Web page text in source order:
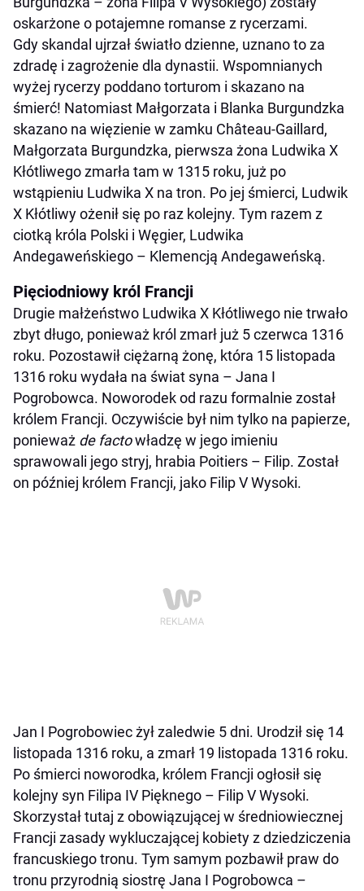
oskarżone o potajemne romanse z rycerzami.
Gdy skandal ujrzał światło dzienne, uznano to za
zdradę i zagrożenie dla dynastii. Wspomnianych
wyżej rycerzy poddano torturom i skazano na
śmierć! Natomiast Małgorzata i Blanka Burgundzka
skazano na więzienie w zamku Château-Gaillard,
Małgorzata Burgundzka, pierwsza żona Ludwika X
Kłótliwego zmarła tam w 1315 roku, już po
wstąpieniu Ludwika X na tron. Po jej śmierci, Ludwik
X Kłótliwy ożenił się po raz kolejny. Tym razem z
ciotką króla Polski i Węgier, Ludwika
Andegaweńskiego – Klemencją Andegaweńską.
Pięciodniowy król Francji
Drugie małżeństwo Ludwika X Kłótliwego nie trwało
zbyt długo, ponieważ król zmarł już 5 czerwca 1316
roku. Pozostawił ciężarną żonę, która 15 listopada
1316 roku wydała na świat syna – Jana I
Pogrobowca. Noworodek od razu formalnie został
królem Francji. Oczywiście był nim tylko na papierze,
ponieważ de factowładzę w jego imieniu
sprawowali jego stryj, hrabia Poitiers – Filip. Został
on później królem Francji, jako Filip V Wysoki.
Jan I Pogrobowiec żył zaledwie 5 dni. Urodził się 14
listopada 1316 roku, a zmarł 19 listopada 1316 roku.
Po śmierci noworodka, królem Francji ogłosił się
kolejny syn Filipa IV Pięknego – Filip V Wysoki.
Skorzystał tutaj z obowiązującej w średniowiecznej
Francji zasady wykluczającej kobiety z dziedziczenia
francuskiego tronu. Tym samym pozbawił praw do
tronu przyrodnią siostrę Jana I Pogrobowca –